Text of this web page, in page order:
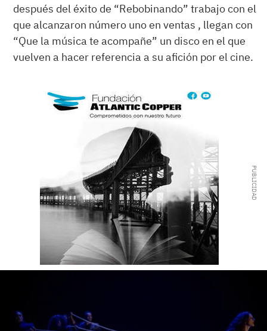
después del éxito de “Rebobinando” trabajo con el
que alcanzaron número uno en ventas , llegan con
“Que la música te acompañe” un disco en el que
vuelven a hacer referencia a su afición por el cine.